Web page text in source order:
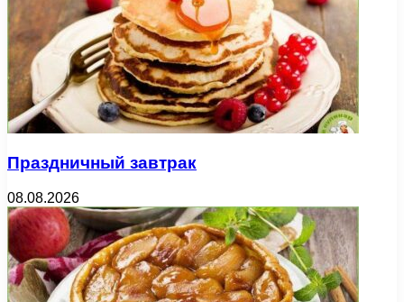
Праздничный завтрак
08.08.2026